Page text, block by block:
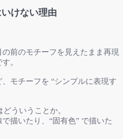
いけない理由
前のモチーフを見えたまま再現
。
モチーフを “シンプルに表現す
ういうことか。
描いたり、“固有色” で描いた